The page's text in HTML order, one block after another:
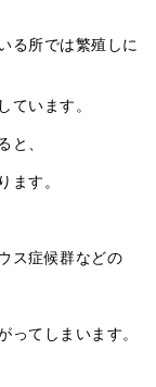
る所では繁殖しに
います。
、
す。
ス症候群などの
てしまいます。